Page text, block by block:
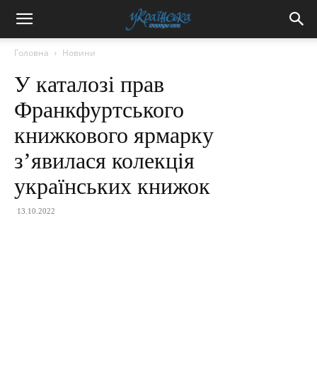
Головна Новини
У каталозі прав
Франкфуртського
книжкового ярмарку
з’явилася колекція
українських книжок
13.10.2022